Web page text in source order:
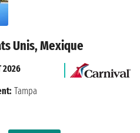
Unis, Mexique
2026
Tampa